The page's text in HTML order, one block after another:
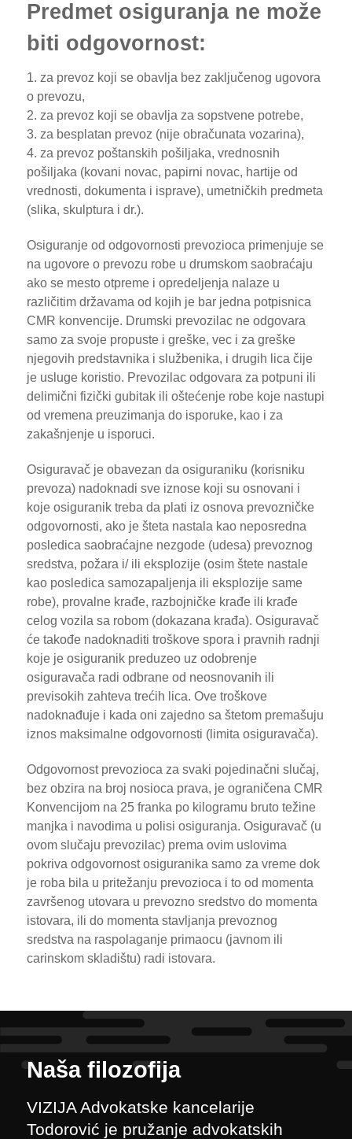
Predmet osiguranja ne može
biti odgovornost:
1. za prevoz koji se obavlja bez zaključenog ugovora
o prevozu,
2. za prevoz koji se obavlja za sopstvene potrebe,
3. za besplatan prevoz (nije obračunata vozarina),
4. za prevoz poštanskih pošiljaka, vrednosnih
pošiljaka (kovani novac, papirni novac, hartije od
vrednosti, dokumenta i isprave), umetničkih predmeta
(slika, skulptura i dr.).
Osiguranje od odgovornosti prevozioca primenjuje se
na ugovore o prevozu robe u drumskom saobraćaju
ako se mesto otpreme i opredeljenja nalaze u
različitim državama od kojih je bar jedna potpisnica
CMR konvencije. Drumski prevozilac ne odgovara
samo za svoje propuste i greške, vec i za greške
njegovih predstavnika i službenika, i drugih lica čije
je usluge koristio. Prevozilac odgovara za potpuni ili
delimični fizički gubitak ili oštećenje robe koje nastupi
od vremena preuzimanja do isporuke, kao i za
zakašnjenje u isporuci.
Osiguravač je obavezan da osiguraniku (korisniku
prevoza) nadoknadi sve iznose koji su osnovani i
koje osiguranik treba da plati iz osnova prevozničke
odgovornosti, ako je šteta nastala kao neposredna
posledica saobraćajne nezgode (udesa) prevoznog
sredstva, požara i/ ili eksplozije (osim štete nastale
kao posledica samozapaljenja ili eksplozije same
robe), provalne krađe, razbojničke krađe ili krađe
celog vozila sa robom (dokazana krađa). Osiguravač
će takođe nadoknaditi troškove spora i pravnih radnji
koje je osiguranik preduzeo uz odobrenje
osiguravača radi odbrane od neosnovanih ili
previsokih zahteva trećih lica. Ove troškove
nadoknađuje i kada oni zajedno sa štetom premašuju
iznos maksimalne odgovornosti (limita osiguravača).
Odgovornost prevozioca za svaki pojedinačni slučaj,
bez obzira na broj nosioca prava, je ograničena CMR
Konvencijom na 25 franka po kilogramu bruto težine
manjka i navodima u polisi osiguranja. Osiguravač (u
ovom slučaju prevozilac) prema ovim uslovima
pokriva odgovornost osiguranika samo za vreme dok
je roba bila u pritežanju prevozioca i to od momenta
završenog utovara u prevozno sredstvo do momenta
istovara, ili do momenta stavljanja prevoznog
sredstva na raspolaganje primaocu (javnom ili
carinskom skladištu) radi istovara.
Naša filozofija
VIZIJA Advokatske kancelarije
Todorović je pružanje advokatskih